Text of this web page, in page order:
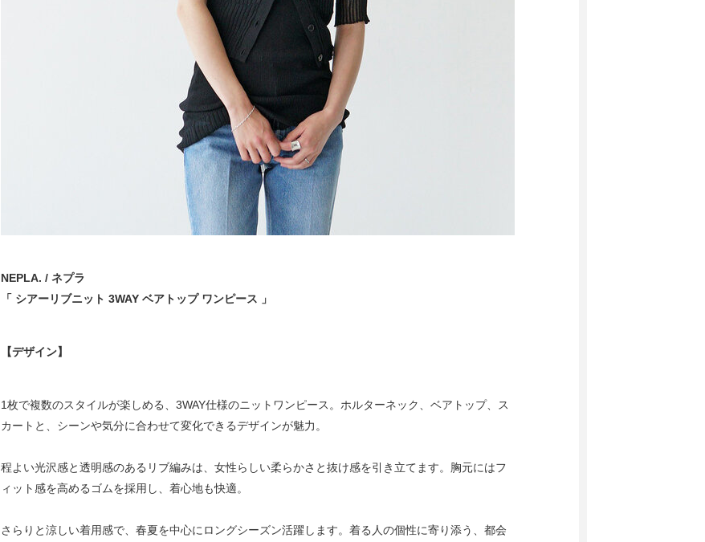
NEPLA. / ネプラ
「 シアーリブニット 3WAY ベアトップ ワンピース 」
【デザイン】
1枚で複数のスタイルが楽しめる、3WAY仕様のニットワンピース。ホルターネック、ベアトップ、ス
カートと、シーンや気分に合わせて変化できるデザインが魅力。
程よい光沢感と透明感のあるリブ編みは、女性らしい柔らかさと抜け感を引き立てます。胸元にはフ
ィット感を高めるゴムを採用し、着心地も快適。
さらりと涼しい着用感で、春夏を中心にロングシーズン活躍します。着る人の個性に寄り添う、都会